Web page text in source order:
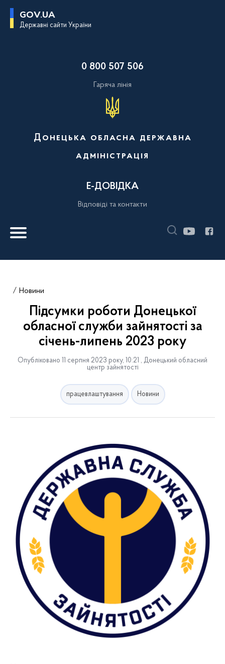
GOV.UA
Державні сайти України
0 800 507 506
Гаряча лінія
Донецька обласна державна
адміністрація
Е-ДОВІДКА
Відповіді та контакти
Новини
Підсумки роботи Донецької
обласної служби зайнятості за
січень-липень 2023 року
Опубліковано 11 серпня 2023 року, 10:21 , Донецький обласний
центр зайнятості
працевлаштування Новини